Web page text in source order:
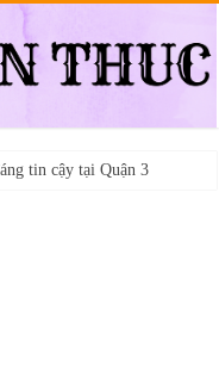
tin cậy tại Quận 3